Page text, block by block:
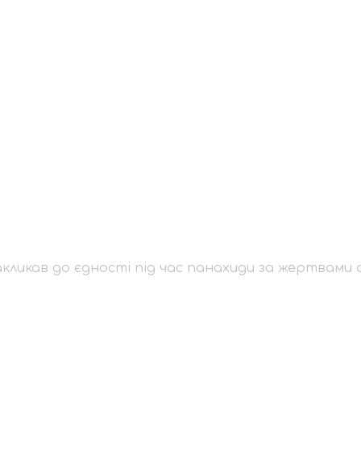
закликав до
обстрілу
до єдності під час панахиди за